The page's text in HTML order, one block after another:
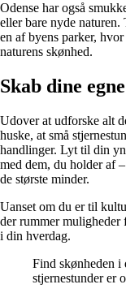
Odense har også
eller bare nyde
en af byens parker,
naturens skønhed.
Skab dine
Udover at udforske alt
huske, at små
handlinger. Lyt til din
med dem, du holder af
de største minder.
Uanset om du er til
der rummer muligheder
i din hverdag.
Find skønheden i
stjernestunder er